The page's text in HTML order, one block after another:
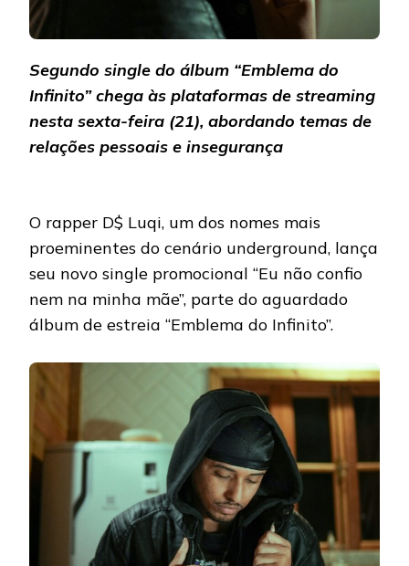
Segundo single do álbum “Emblema do
Infinito” chega às plataformas de streaming
nesta sexta-feira (21), abordando temas de
relações pessoais e insegurança
O rapper D$ Luqi, um dos nomes mais
proeminentes do cenário underground, lança
seu novo single promocional “Eu não confio
nem na minha mãe”, parte do aguardado
álbum de estreia “Emblema do Infinito”.